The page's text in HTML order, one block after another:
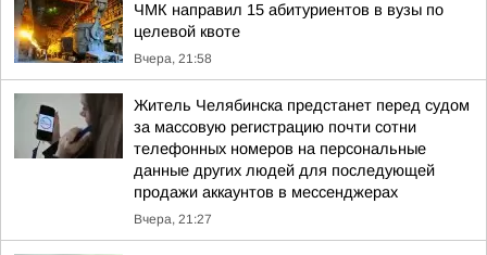
ЧМК направил 15 абитуриентов в вузы по
целевой квоте
Вчера, 21:58
Житель Челябинска предстанет перед судом
за массовую регистрацию почти сотни
телефонных номеров на персональные
данные других людей для последующей
продажи аккаунтов в мессенджерах
Вчера, 21:27